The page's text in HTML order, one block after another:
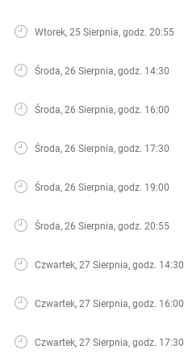
Wtorek, 25 Sierpnia, godz. 20:55
Środa, 26 Sierpnia, godz. 14:30
Środa, 26 Sierpnia, godz. 16:00
Środa, 26 Sierpnia, godz. 17:30
Środa, 26 Sierpnia, godz. 19:00
Środa, 26 Sierpnia, godz. 20:55
Czwartek, 27 Sierpnia, godz. 14:30
Czwartek, 27 Sierpnia, godz. 16:00
Czwartek, 27 Sierpnia, godz. 17:30